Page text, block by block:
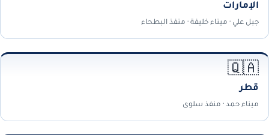
الإمارات
جبل علي · ميناء خليفة · منفذ البطحاء
🇶🇦
قطر
ميناء حمد · منفذ سلوى